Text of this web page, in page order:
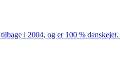
i 2004, og er 100 %